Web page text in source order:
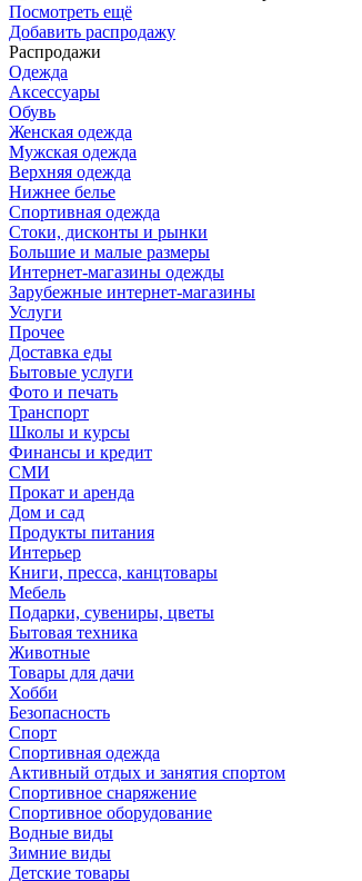
Посмотреть ещё
Добавить распродажу
Распродажи
Одежда
Аксессуары
Обувь
Женская одежда
Мужская одежда
Верхняя одежда
Нижнее белье
Спортивная одежда
Стоки, дисконты и рынки
Большие и малые размеры
Интернет-магазины одежды
Зарубежные интернет-магазины
Услуги
Прочее
Доставка еды
Бытовые услуги
Фото и печать
Транспорт
Школы и курсы
Финансы и кредит
СМИ
Прокат и аренда
Дом и сад
Продукты питания
Интерьер
Книги, пресса, канцтовары
Мебель
Подарки, сувениры, цветы
Бытовая техника
Животные
Товары для дачи
Хобби
Безопасность
Спорт
Спортивная одежда
Активный отдых и занятия спортом
Спортивное снаряжение
Спортивное оборудование
Водные виды
Зимние виды
Детские товары